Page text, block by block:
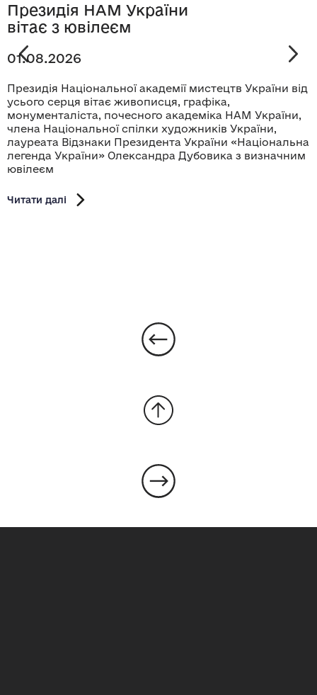
Президія НАМ України
вітає з ювілеєм
01.08.2026
Президія Національної академії мистецтв України від
усього серця вітає живописця, графіка,
монументаліста, почесного академіка НАМ України,
члена Національної спілки художників України,
лауреата Відзнаки Президента України «Національна
легенда України» Олександра Дубовика з визначним
ювілеєм
Читати далі